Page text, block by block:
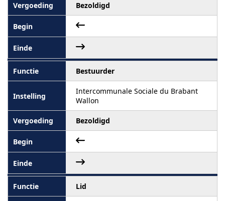
Bezoldigd
Bestuurder
Intercommunale Sociale du Brabant
Wallon
Bezoldigd
Lid